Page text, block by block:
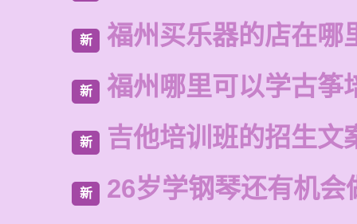
新 福州买乐器的店在哪
新 福州哪里可以学古筝
新 吉他培训班的招生文
新 26岁学钢琴还有机会